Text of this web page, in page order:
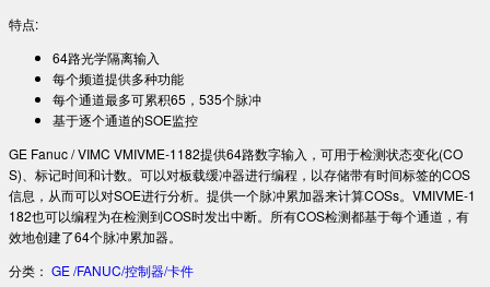
特点:
64路光学隔离输入
每个频道提供多种功能
每个通道最多可累积65，535个脉冲
基于逐个通道的SOE监控
GE Fanuc / VIMC VMIVME-1182提供64路数字输入，可用于检测状态变化(CO
S)、标记时间和计数。可以对板载缓冲器进行编程，以存储带有时间标签的COS
信息，从而可以对SOE进行分析。提供一个脉冲累加器来计算COSs。VMIVME-1
182也可以编程为在检测到COS时发出中断。所有COS检测都基于每个通道，有
效地创建了64个脉冲累加器。
分类： GE /FANUC/控制器/卡件